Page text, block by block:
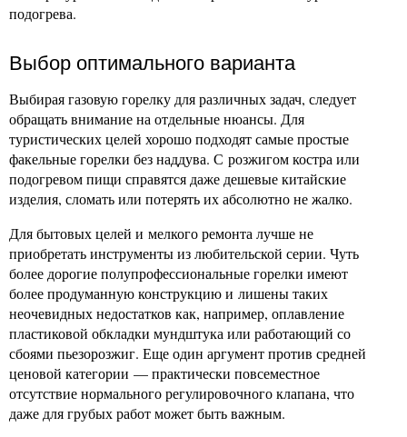
подогрева.
Выбор оптимального варианта
Выбирая газовую горелку для различных задач, следует
обращать внимание на отдельные нюансы. Для
туристических целей хорошо подходят самые простые
факельные горелки без наддува. С розжигом костра или
подогревом пищи справятся даже дешевые китайские
изделия, сломать или потерять их абсолютно не жалко.
Для бытовых целей и мелкого ремонта лучше не
приобретать инструменты из любительской серии. Чуть
более дорогие полупрофессиональные горелки имеют
более продуманную конструкцию и лишены таких
неочевидных недостатков как, например, оплавление
пластиковой обкладки мундштука или работающий со
сбоями пьезорозжиг. Еще один аргумент против средней
ценовой категории — практически повсеместное
отсутствие нормального регулировочного клапана, что
даже для грубых работ может быть важным.